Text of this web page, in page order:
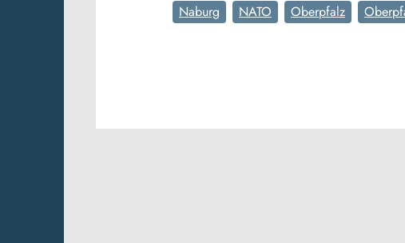
Naburg
NATO Oberpfalz